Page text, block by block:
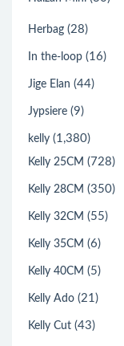
Herbag (28)
In the-loop (16)
Jige Elan (44)
Jypsiere (9)
kelly (1,380)
Kelly 25CM (728)
Kelly 28CM (350)
Kelly 32CM (55)
Kelly 35CM (6)
Kelly 40CM (5)
Kelly Ado (21)
Kelly Cut (43)